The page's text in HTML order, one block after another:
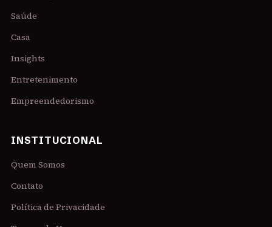
Saúde
Casa
Insights
Entretenimento
Empreendedorismo
INSTITUCIONAL
Quem Somos
Contato
Política de Privacidade